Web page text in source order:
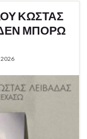
ΚΩΣΤΑΣ
ΔΕΝ ΜΠΟΡΩ